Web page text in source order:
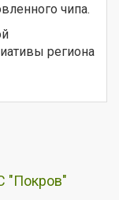
чипа.
региона
"Покров"